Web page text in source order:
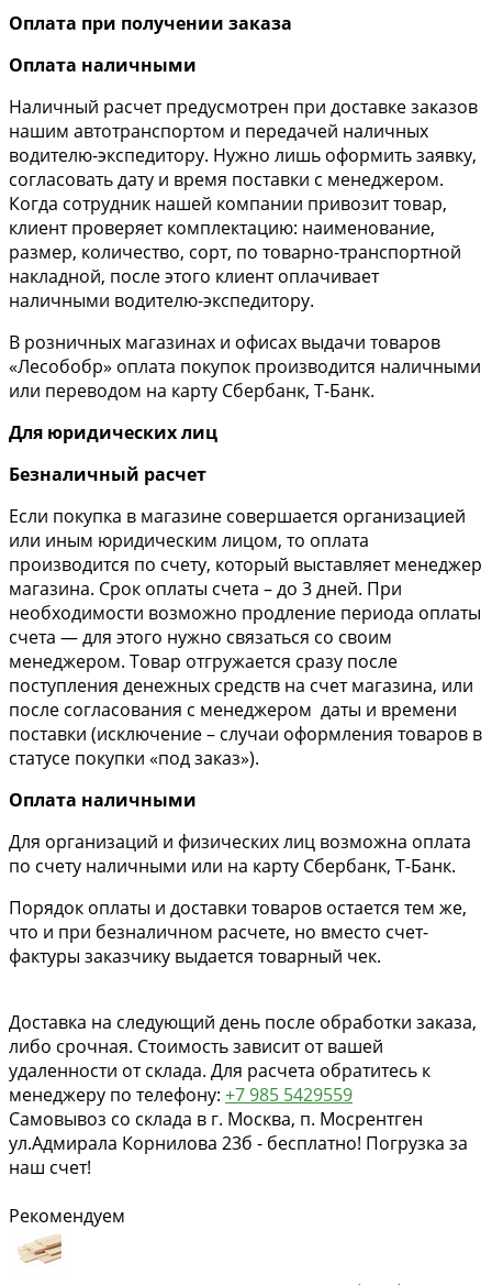
Оплата при получении заказа
Оплата наличными
Наличный расчет предусмотрен при доставке заказов
нашим автотранспортом и передачей наличных
водителю-экспедитору. Нужно лишь оформить заявку,
согласовать дату и время поставки с менеджером.
Когда сотрудник нашей компании привозит товар,
клиент проверяет комплектацию: наименование,
размер, количество, сорт, по товарно-транспортной
накладной, после этого клиент оплачивает
наличными водителю-экспедитору.
В розничных магазинах и офисах выдачи товаров
«Лесобобр» оплата покупок производится наличными
или переводом на карту Сбербанк, Т-Банк.
Для юридических лиц
Безналичный расчет
Если покупка в магазине совершается организацией
или иным юридическим лицом, то оплата
производится по счету, который выставляет менеджер
магазина. Срок оплаты счета – до 3 дней. При
необходимости возможно продление периода оплаты
счета — для этого нужно связаться со своим
менеджером. Товар отгружается сразу после
поступления денежных средств на счет магазина, или
после согласования с менеджером даты и времени
поставки (исключение – случаи оформления товаров в
статусе покупки «под заказ»).
Оплата наличными
Для организаций и физических лиц возможна оплата
по счету наличными или на карту Сбербанк, Т-Банк.
Порядок оплаты и доставки товаров остается тем же,
что и при безналичном расчете, но вместо счет-
фактуры заказчику выдается товарный чек.
Доставка на следующий день после обработки заказа,
либо срочная. Стоимость зависит от вашей
удаленности от склада. Для расчета обратитесь к
менеджеру по телефону: +7 985 5429559
Самовывоз со склада в г. Москва, п. Мосрентген
ул.Адмирала Корнилова 23б - бесплатно! Погрузка за
наш счет!
Рекомендуем